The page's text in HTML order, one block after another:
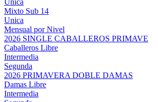
Unica
Mixto Sub 14
Unica
Mensual por Nivel
2026 SINGLE CABALLEROS PRIMAVE
Caballeros Libre
Intermedia
Segunda
2026 PRIMAVERA DOBLE DAMAS
Damas Libre
Intermedia